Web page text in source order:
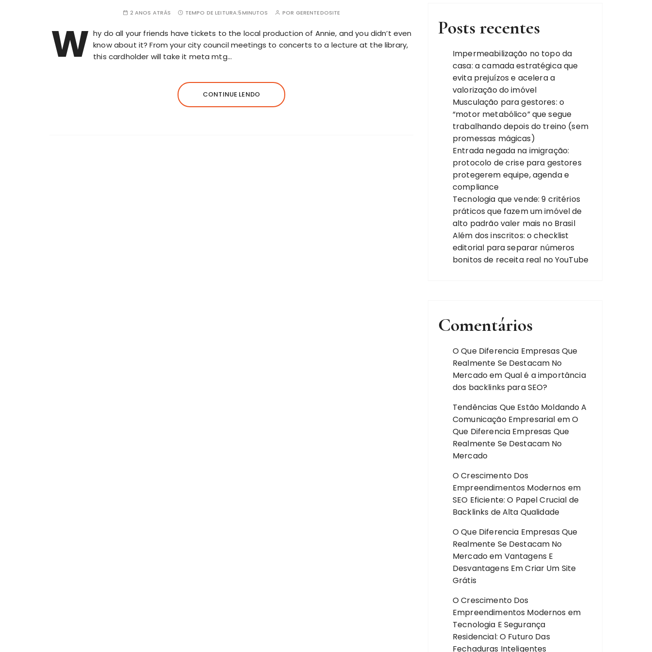
2 ANOS ATRÁS TEMPO DE LEITURA:5MINUTOS POR GERENTEDOSITE
W hy do all your friends have tickets to the local production of Annie, and you didn’t even
know about it? From your city council meetings to concerts to a lecture at the library,
this cardholder will take it meta mtg…
CONTINUE LENDO
Posts recentes
Impermeabilização no topo da
casa: a camada estratégica que
evita prejuízos e acelera a
valorização do imóvel
Musculação para gestores: o
“motor metabólico” que segue
trabalhando depois do treino (sem
promessas mágicas)
Entrada negada na imigração:
protocolo de crise para gestores
protegerem equipe, agenda e
compliance
Tecnologia que vende: 9 critérios
práticos que fazem um imóvel de
alto padrão valer mais no Brasil
Além dos inscritos: o checklist
editorial para separar números
bonitos de receita real no YouTube
Comentários
O Que Diferencia Empresas Que
Realmente Se Destacam No
Mercadoem Qual é a importância
dos backlinks para SEO?
Tendências Que Estão Moldando A
Comunicação Empresarial emO
Que Diferencia Empresas Que
Realmente Se Destacam No
Mercado
O Crescimento Dos
Empreendimentos Modernos em
SEO Eficiente: O Papel Crucial de
Backlinks de Alta Qualidade
O Que Diferencia Empresas Que
Realmente Se Destacam No
Mercadoem Vantagens E
Desvantagens Em Criar Um Site
Grátis
O Crescimento Dos
Empreendimentos Modernos em
Tecnologia E Segurança
Residencial: O Futuro Das
Fechaduras Inteligentes